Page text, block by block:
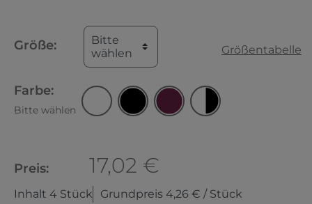
Größe:
Bitte
wählen
Größentabelle
Farbe:
Bitte wählen
Preis: 17,02 €
Inhalt 4 Stück Grundpreis 4,26 € / Stück